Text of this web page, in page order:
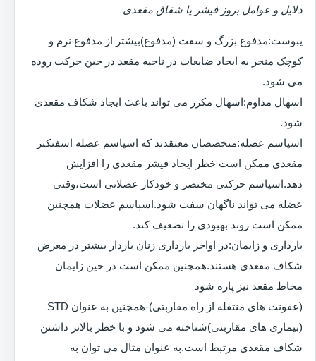
دلایل و عوامل بروز فیشر یا شقاق مقعدی
یبوست:مدفوع بزرگ و سفت (مدفوع)بیشتر از مدفوع نرم و
کوچک منجر به ایجاد ضایعات در ناحیه مقعد در حین حرکت روده
می شود.
اسهال مداوم:اسهال مکرر می تواند باعث ایجاد شکاف مقعدی
شود.
اسپاسم عضله:متخصصان معتقدند که اسپاسم عضله اسفنکتر
مقعدی ممکن است خطر ایجاد فیشر مقعدی را افزایش
دهد.اسپاسم حرکتی مختصر و خودکار عضلانی است،وقتی
عضله می تواند ناگهان سفت شود.اسپاسم عضلات همچنین
ممکن است روند بهبودی را تضعیف کند.
بارداری و زایمان:در اواخر بارداری زنان باردار بیشتر در معرض
شکاف مقعدی هستند.همچنین ممکن است در حین زایمان
مخاط مقعد نیز پاره شود
(عفونت های منتقله از راه مقاربتی)-همچنین به عنوان STD
(بیماری های مقاربتی)شناخته می شود و با خطر بالاتر داشتن
شکاف مقعدی مرتبط است.به عنوان مثال می توان به